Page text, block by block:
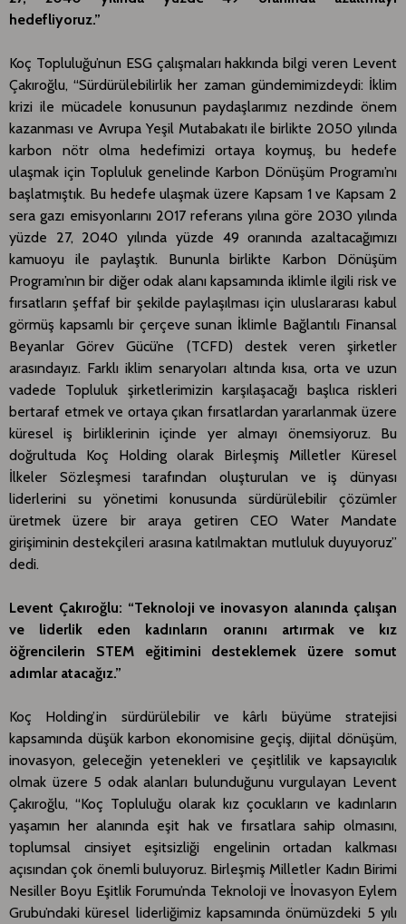
hedefliyoruz.”
Koç Topluluğu’nun ESG çalışmaları hakkında bilgi veren Levent
Çakıroğlu, “Sürdürülebilirlik her zaman gündemimizdeydi: İklim
krizi ile mücadele konusunun paydaşlarımız nezdinde önem
kazanması ve Avrupa Yeşil Mutabakatı ile birlikte 2050 yılında
karbon nötr olma hedefimizi ortaya koymuş, bu hedefe
ulaşmak için Topluluk genelinde Karbon Dönüşüm Programı’nı
başlatmıştık. Bu hedefe ulaşmak üzere Kapsam 1 ve Kapsam 2
sera gazı emisyonlarını 2017 referans yılına göre 2030 yılında
yüzde 27, 2040 yılında yüzde 49 oranında azaltacağımızı
kamuoyu ile paylaştık. Bununla birlikte Karbon Dönüşüm
Programı’nın bir diğer odak alanı kapsamında iklimle ilgili risk ve
fırsatların şeffaf bir şekilde paylaşılması için uluslararası kabul
görmüş kapsamlı bir çerçeve sunan İklimle Bağlantılı Finansal
Beyanlar Görev Gücü’ne (TCFD) destek veren şirketler
arasındayız. Farklı iklim senaryoları altında kısa, orta ve uzun
vadede Topluluk şirketlerimizin karşılaşacağı başlıca riskleri
bertaraf etmek ve ortaya çıkan fırsatlardan yararlanmak üzere
küresel iş birliklerinin içinde yer almayı önemsiyoruz. Bu
doğrultuda Koç Holding olarak Birleşmiş Milletler Küresel
İlkeler Sözleşmesi tarafından oluşturulan ve iş dünyası
liderlerini su yönetimi konusunda sürdürülebilir çözümler
üretmek üzere bir araya getiren CEO Water Mandate
girişiminin destekçileri arasına katılmaktan mutluluk duyuyoruz”
dedi.
Levent Çakıroğlu: “Teknoloji ve inovasyon alanında çalışan
ve liderlik eden kadınların oranını artırmak ve kız
öğrencilerin STEM eğitimini desteklemek üzere somut
adımlar atacağız.”
Koç Holding’in sürdürülebilir ve kârlı büyüme stratejisi
kapsamında düşük karbon ekonomisine geçiş, dijital dönüşüm,
inovasyon, geleceğin yetenekleri ve çeşitlilik ve kapsayıcılık
olmak üzere 5 odak alanları bulunduğunu vurgulayan Levent
Çakıroğlu, “Koç Topluluğu olarak kız çocukların ve kadınların
yaşamın her alanında eşit hak ve fırsatlara sahip olmasını,
toplumsal cinsiyet eşitsizliği engelinin ortadan kalkması
açısından çok önemli buluyoruz. Birleşmiş Milletler Kadın Birimi
Nesiller Boyu Eşitlik Forumu’nda Teknoloji ve İnovasyon Eylem
Grubu’ndaki küresel liderliğimiz kapsamında önümüzdeki 5 yılı